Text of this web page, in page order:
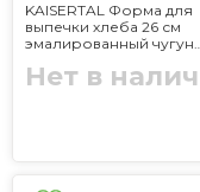
KAISERTAL Форма для
выпечки хлеба 26 см
эмалированный чугун
Нет в